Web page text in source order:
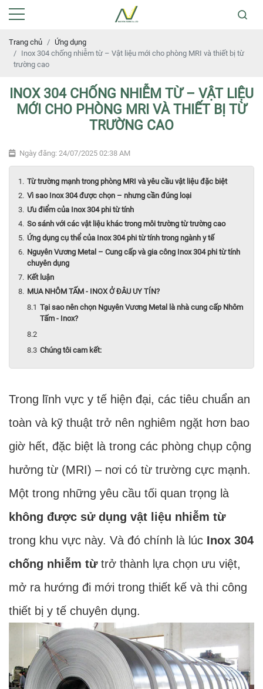
Trang chủ
Ứng dụng
Inox 304 chống nhiễm từ – Vật liệu mới cho phòng MRI và thiết bị từ
trường cao
INOX 304 CHỐNG NHIỄM TỪ – VẬT LIỆU
MỚI CHO PHÒNG MRI VÀ THIẾT BỊ TỪ
TRƯỜNG CAO
Ngày đăng: 24/07/2025 02:38 AM
Từ trường mạnh trong phòng MRI và yêu cầu vật liệu đặc biệt
Vì sao Inox 304 được chọn – nhưng cần đúng loại
Ưu điểm của Inox 304 phi từ tính
So sánh với các vật liệu khác trong môi trường từ trường cao
Ứng dụng cụ thể của Inox 304 phi từ tính trong ngành y tế
Nguyên Vương Metal – Cung cấp và gia công Inox 304 phi từ tính
chuyên dụng
Kết luận
MUA NHÔM TẤM - INOX Ở ĐÂU UY TÍN?
Tại sao nên chọn Nguyên Vương Metal là nhà cung cấp Nhôm
Tấm - Inox?
Chúng tôi cam kết:
Trong lĩnh vực y tế hiện đại, các tiêu chuẩn an
toàn và kỹ thuật trở nên nghiêm ngặt hơn bao
giờ hết, đặc biệt là trong các phòng chụp cộng
hưởng từ (MRI) – nơi có từ trường cực mạnh.
Một trong những yêu cầu tối quan trọng là
không được sử dụng vật liệu nhiễm từ
trong khu vực này. Và đó chính là lúc Inox 304
chống nhiễm từtrở thành lựa chọn ưu việt,
mở ra hướng đi mới trong thiết kế và thi công
thiết bị y tế chuyên dụng.